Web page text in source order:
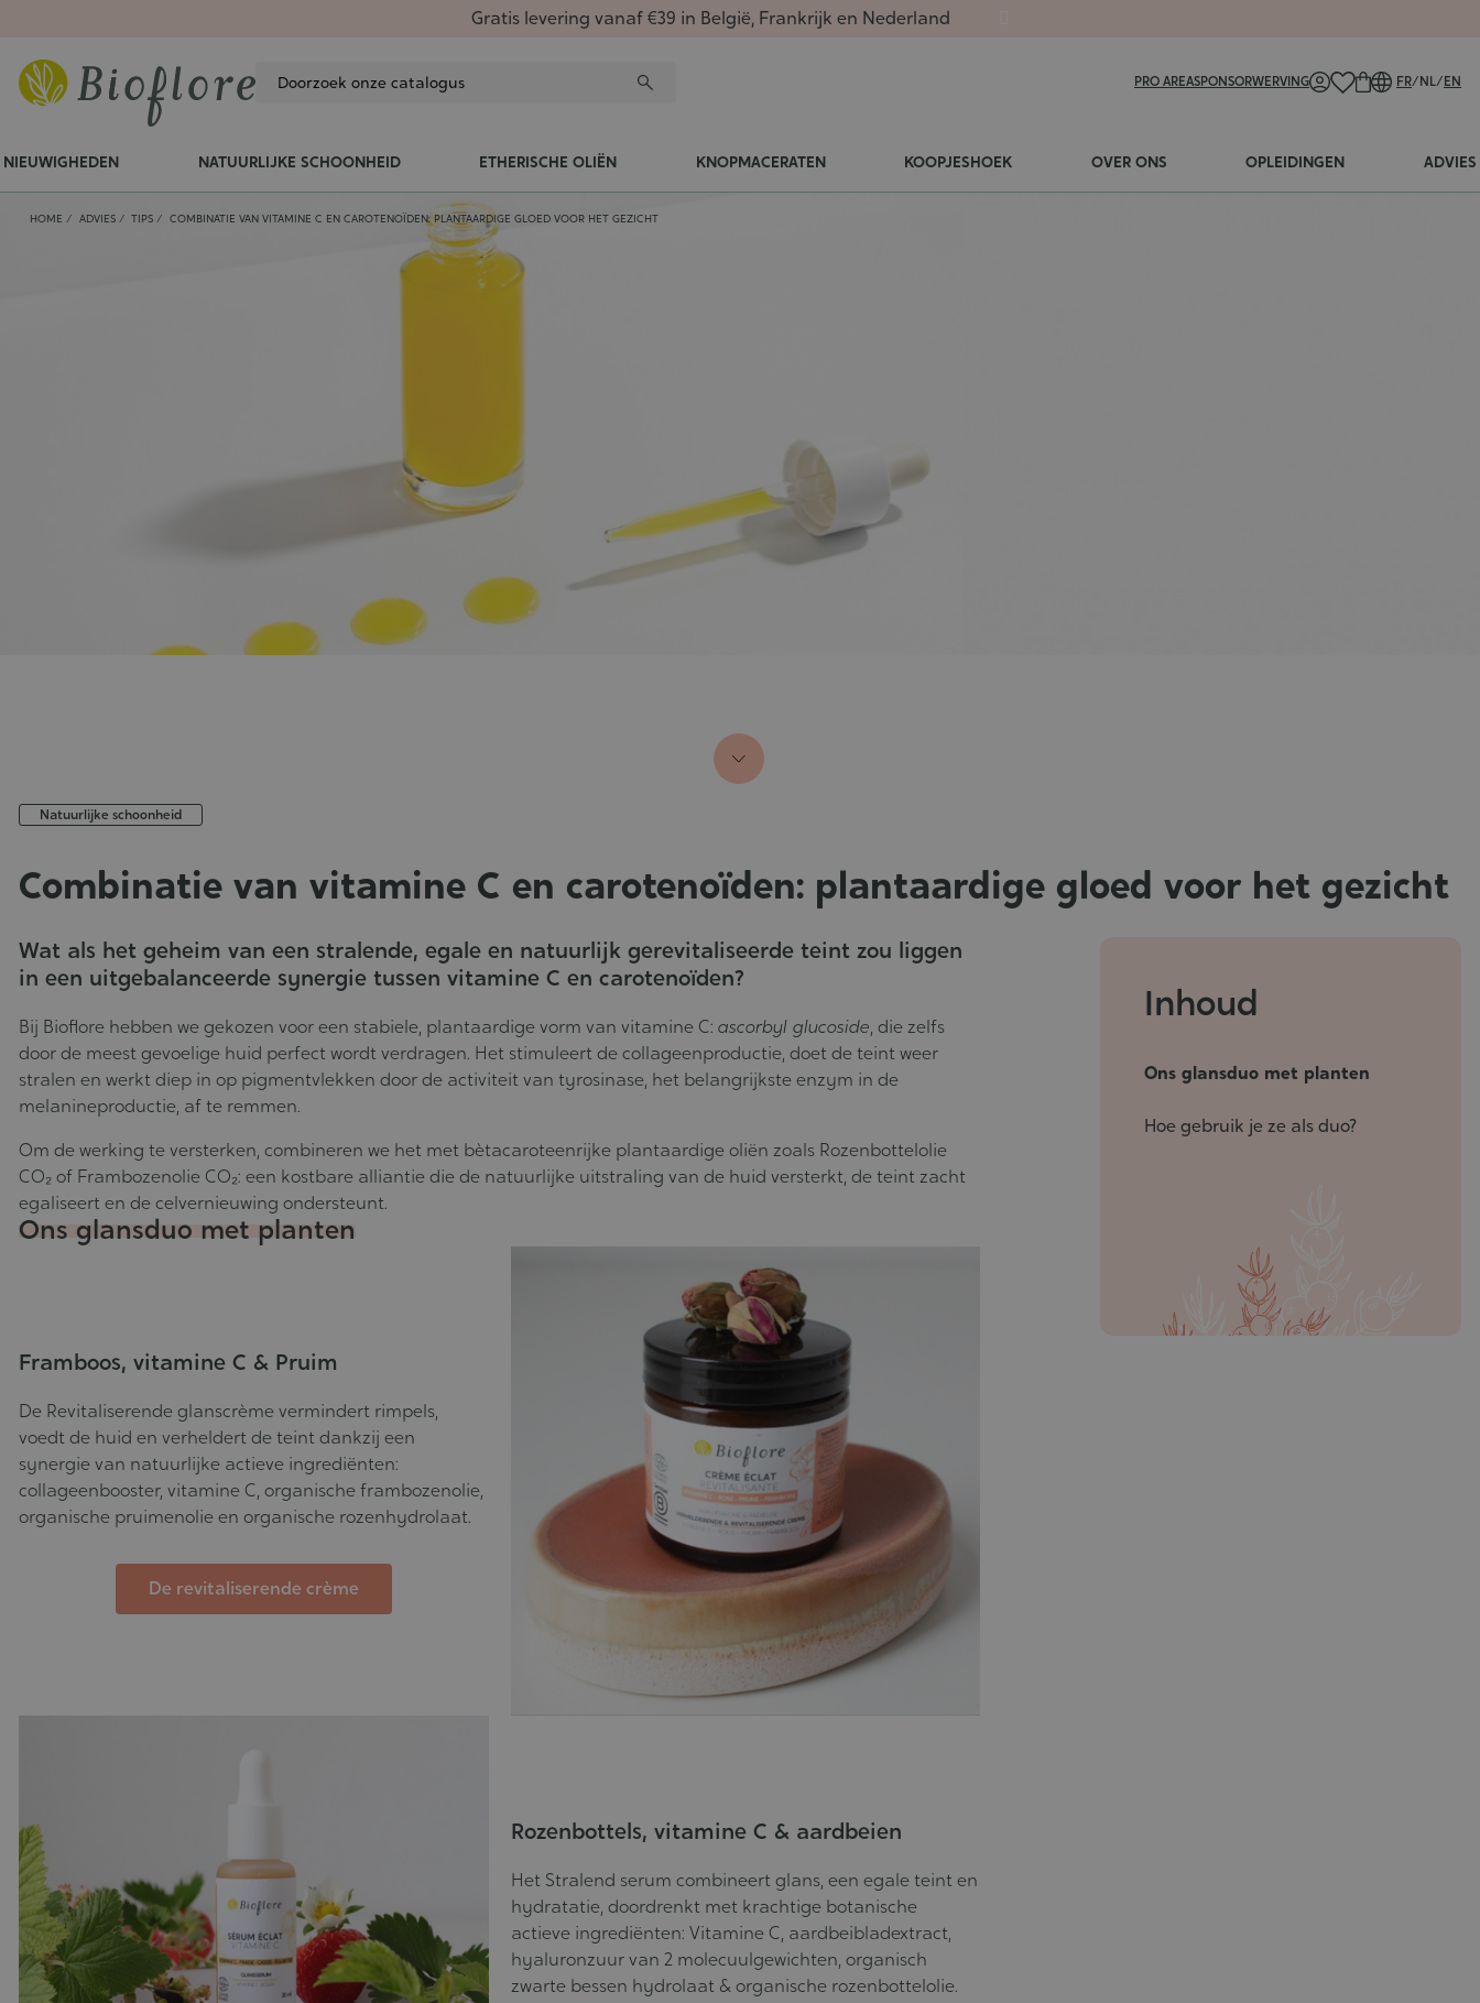
Gratis levering vanaf €39 in België, Frankrijk en Nederland
PRO AREASPONSORWERVING FR/NL/EN
NIEUWIGHEDEN NATUURLIJKE SCHOONHEID ETHERISCHE OLIËN KNOPMACERATEN KOOPJESHOEK OVER ONS OPLEIDINGEN ADVIES
HOME ADVIES TIPS COMBINATIE VAN VITAMINE C EN CAROTENOÏDEN: PLANTAARDIGE GLOED VOOR HET GEZICHT
Natuurlijke schoonheid
Combinatie van vitamine C en carotenoïden: plantaardige gloed voor het gezicht
Inhoud
Ons glansduo met planten
Hoe gebruik je ze als duo?
Wat als het geheim van een stralende, egale en natuurlijk gerevitaliseerde teint zou liggen
in een uitgebalanceerde synergie tussen vitamine C en carotenoïden?
Bij Bioflore hebben we gekozen voor een stabiele, plantaardige vorm van vitamine C: ascorbyl glucoside, die zelfs
door de meest gevoelige huid perfect wordt verdragen. Het stimuleert de collageenproductie, doet de teint weer
stralen en werkt diep in op pigmentvlekken door de activiteit van tyrosinase, het belangrijkste enzym in de
melanineproductie, af te remmen.
Om de werking te versterken, combineren we het met bètacaroteenrijke plantaardige oliën zoals Rozenbottelolie
CO₂ of Frambozenolie CO₂: een kostbare alliantie die de natuurlijke uitstraling van de huid versterkt, de teint zacht
egaliseert en de celvernieuwing ondersteunt.
Ons glansduo met planten
Framboos, vitamine C & Pruim
De Revitaliserende glanscrème vermindert rimpels,
voedt de huid en verheldert de teint dankzij een
synergie van natuurlijke actieve ingrediënten:
collageenbooster, vitamine C, organische frambozenolie,
organische pruimenolie en organische rozenhydrolaat.
De revitaliserende crème
Rozenbottels, vitamine C & aardbeien
Het Stralend serum combineert glans, een egale teint en
hydratatie, doordrenkt met krachtige botanische
actieve ingrediënten: Vitamine C, aardbeibladextract,
hyaluronzuur van 2 molecuulgewichten, organisch
zwarte bessen hydrolaat & organische rozenbottelolie.